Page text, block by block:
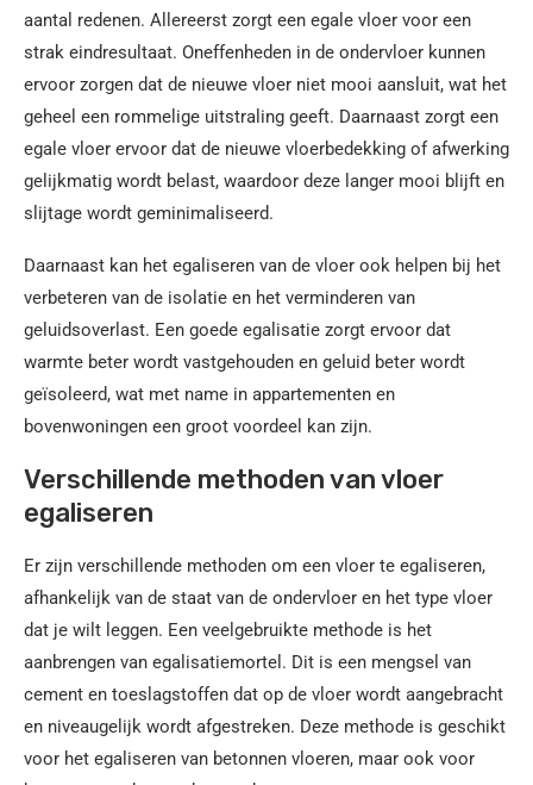
aantal redenen. Allereerst zorgt een egale vloer voor een
strak eindresultaat. Oneffenheden in de ondervloer kunnen
ervoor zorgen dat de nieuwe vloer niet mooi aansluit, wat het
geheel een rommelige uitstraling geeft. Daarnaast zorgt een
egale vloer ervoor dat de nieuwe vloerbedekking of afwerking
gelijkmatig wordt belast, waardoor deze langer mooi blijft en
slijtage wordt geminimaliseerd.
Daarnaast kan het egaliseren van de vloer ook helpen bij het
verbeteren van de isolatie en het verminderen van
geluidsoverlast. Een goede egalisatie zorgt ervoor dat
warmte beter wordt vastgehouden en geluid beter wordt
geïsoleerd, wat met name in appartementen en
bovenwoningen een groot voordeel kan zijn.
Verschillende methoden van vloer
egaliseren
Er zijn verschillende methoden om een vloer te egaliseren,
afhankelijk van de staat van de ondervloer en het type vloer
dat je wilt leggen. Een veelgebruikte methode is het
aanbrengen van egalisatiemortel. Dit is een mengsel van
cement en toeslagstoffen dat op de vloer wordt aangebracht
en niveaugelijk wordt afgestreken. Deze methode is geschikt
voor het egaliseren van betonnen vloeren, maar ook voor